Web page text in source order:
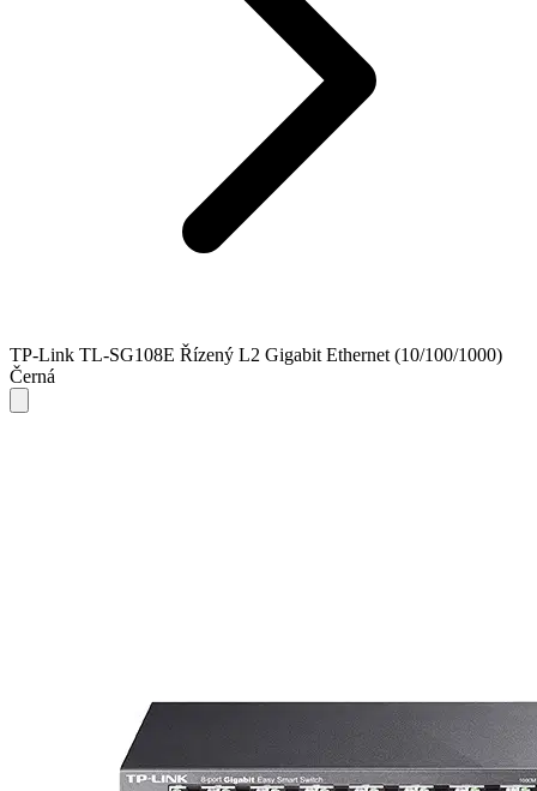
TP-Link TL-SG108E Řízený L2 Gigabit Ethernet (10/100/1000)
Černá